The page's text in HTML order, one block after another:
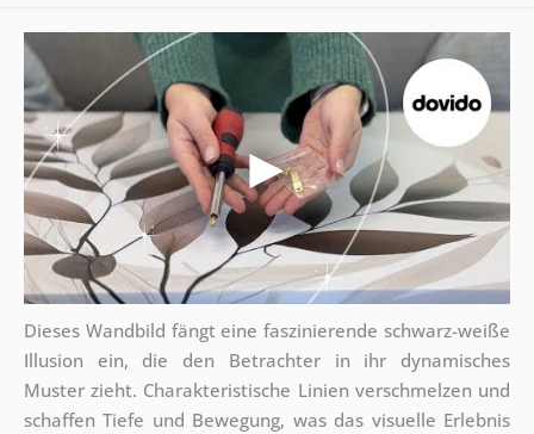
Dieses Wandbild fängt eine faszinierende schwarz-weiße
Illusion ein, die den Betrachter in ihr dynamisches
Muster zieht. Charakteristische Linien verschmelzen und
schaffen Tiefe und Bewegung, was das visuelle Erlebnis